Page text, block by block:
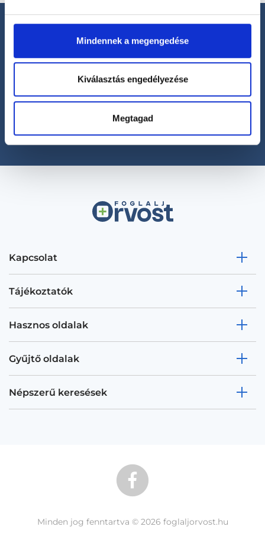
Mindennek a megengedése
Kiválasztás engedélyezése
Megtagad
Segíthetünk?
+36 1 700-1398
office@foglaljorvost.hu
Kapcsolat
Tájékoztatók
Hasznos oldalak
Gyűjtő oldalak
Népszerű keresések
Minden jog fenntartva © 2026 foglaljorvost.hu